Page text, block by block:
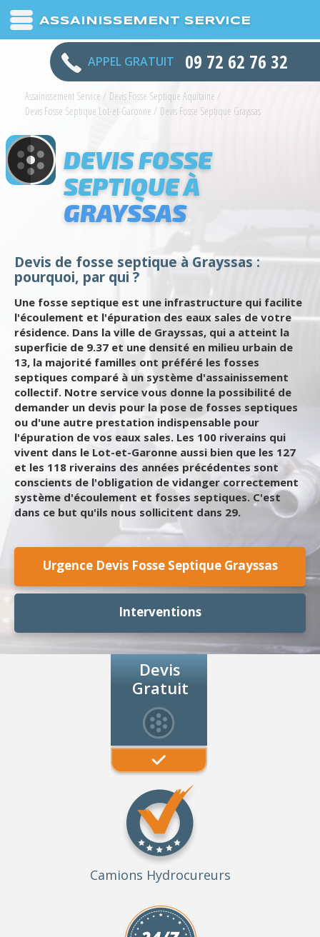
ASSAINISSEMENT SERVICE
APPEL GRATUIT 09 72 62 76 32
Assainissement Service / Devis Fosse Septique Aquitaine /
Devis Fosse Septique Lot-et-Garonne / Devis Fosse Septique Grayssas
DEVIS FOSSE
SEPTIQUE À
GRAYSSAS
Devis de fosse septique à Grayssas :
pourquoi, par qui ?
Une fosse septique est une infrastructure qui facilite
l'écoulement et l'épuration des eaux sales de votre
résidence. Dans la ville de Grayssas, qui a atteint la
superficie de 9.37 et une densité en milieu urbain de
13, la majorité familles ont préféré les fosses
septiques comparé à un système d'assainissement
collectif. Notre service vous donne la possibilité de
demander un devis pour la pose de fosses septiques
ou d'une autre prestation indispensable pour
l'épuration de vos eaux sales. Les 100 riverains qui
vivent dans le Lot-et-Garonne aussi bien que les 127
et les 118 riverains des années précédentes sont
conscients de l'obligation de vidanger correctement
système d'écoulement et fosses septiques. C'est
dans ce but qu'ils nous sollicitent dans 29.
Urgence Devis Fosse Septique Grayssas
Interventions
Devis
Gratuit
Camions Hydrocureurs